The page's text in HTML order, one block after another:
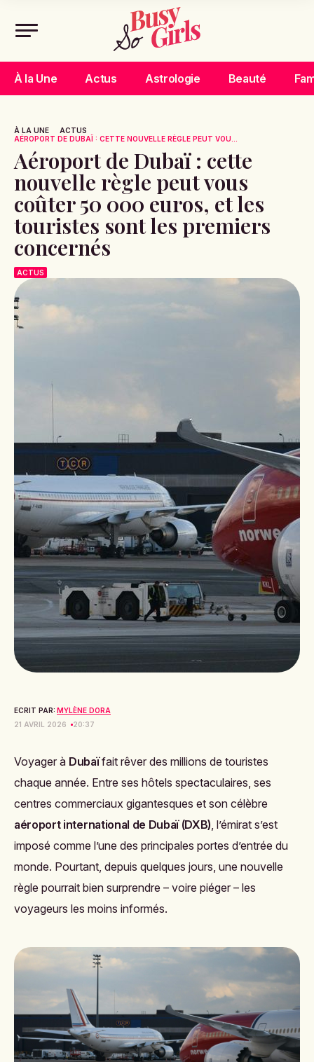
À la Une Actus Astrologie Beauté
À LA UNE
ACTUS
AÉROPORT DE DUBAÏ : CETTE NOUVELLE RÈGLE PEUT VOU...
Aéroport de Dubaï : cette
nouvelle règle peut vous
coûter 50 000 euros, et les
touristes sont les premiers
concernés
ACTUS
ECRIT PAR: MYLÈNE DORA
21 AVRIL 2026
20:37
Voyager à Dubaïfait rêver des millions de touristes
chaque année. Entre ses hôtels spectaculaires, ses
centres commerciaux gigantesques et son célèbre
aéroport international de Dubaï (DXB), l’émirat s’est
imposé comme l’une des principales portes d’entrée du
monde. Pourtant, depuis quelques jours, une nouvelle
règle pourrait bien surprendre – voire piéger – les
voyageurs les moins informés.